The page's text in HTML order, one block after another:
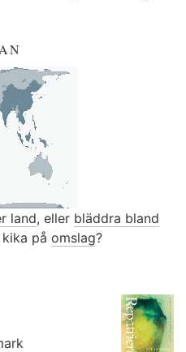
land, eller bläddra bland
på omslag?